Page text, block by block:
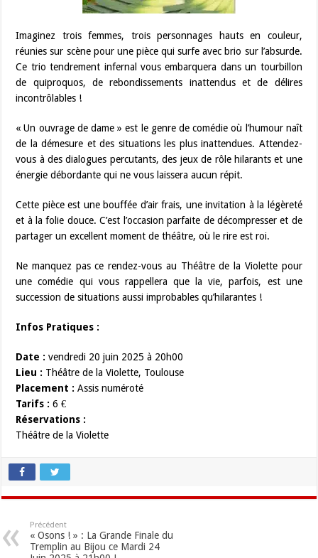
Imaginez trois femmes, trois personnages hauts en couleur,
réunies sur scène pour une pièce qui surfe avec brio sur l’absurde.
Ce trio tendrement infernal vous embarquera dans un tourbillon
de quiproquos, de rebondissements inattendus et de délires
incontrôlables !
« Un ouvrage de dame » est le genre de comédie où l’humour naît
de la démesure et des situations les plus inattendues. Attendez-
vous à des dialogues percutants, des jeux de rôle hilarants et une
énergie débordante qui ne vous laissera aucun répit.
Cette pièce est une bouffée d’air frais, une invitation à la légèreté
et à la folie douce. C’est l’occasion parfaite de décompresser et de
partager un excellent moment de théâtre, où le rire est roi.
Ne manquez pas ce rendez-vous au Théâtre de la Violette pour
une comédie qui vous rappellera que la vie, parfois, est une
succession de situations aussi improbables qu’hilarantes !
Infos Pratiques :
Date : vendredi 20 juin 2025 à 20h00
Lieu : Théâtre de la Violette, Toulouse
Placement : Assis numéroté
Tarifs :6 €
Réservations :
Théâtre de la Violette
Précédent
« Osons ! » : La Grande Finale du
Tremplin au Bijou ce Mardi 24